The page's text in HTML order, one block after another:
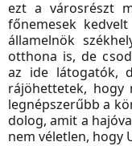
ezt a városrészt
főnemesek
államelnök
otthona is, de
az ide látogatók,
rájöhettetek, hogy
legnépszerűbb a
dolog, amit a
nem véletlen, hogy